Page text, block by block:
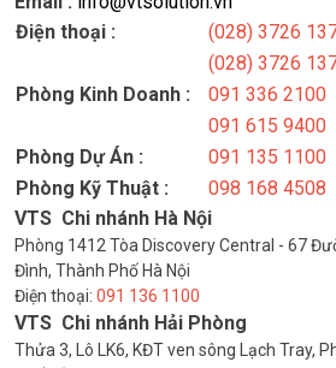
Điện thoại :
(028) 3726
(028) 3726
Phòng Kinh Doanh :
091 336 2100
091 615 9400
Phòng Dự Án :
091 135 1100
Phòng Kỹ Thuật :
098 168 4508
VTS Chi nhánh Hà Nội
Phòng 1412 Tòa Discovery Central - 67
Đình, Thành Phố Hà Nội
Điện thoại: 091 136 1100
VTS Chi nhánh Hải Phòng
Thửa 3, Lô LK6, KĐT ven sông Lạch Tray,